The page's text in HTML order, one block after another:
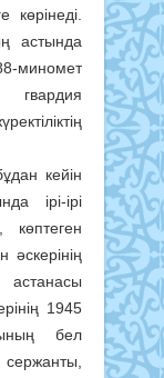
көрінеді.
астында
миномет
гвардия
кейін
ірі-ірі
көптеген
1945
бел